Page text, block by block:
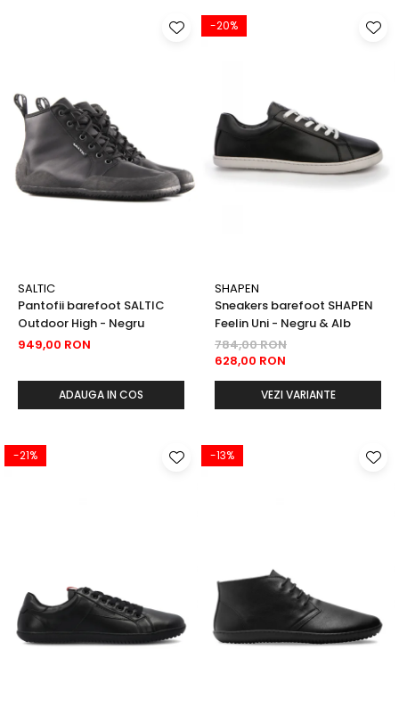
SALTIC
Pantofii barefoot SALTIC
Outdoor High - Negru
949,00 RON
ADAUGA IN COS
-20%
SHAPEN
Sneakers barefoot SHAPEN
Feelin Uni - Negru & Alb
784,00 RON
628,00 RON
VEZI VARIANTE
-21% -13%